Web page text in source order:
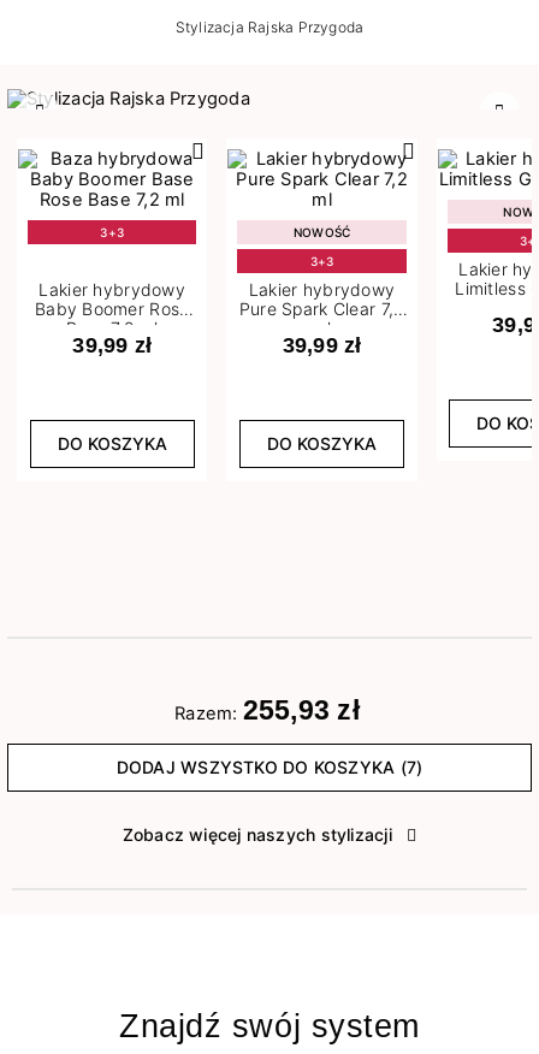
Stylizacja Rajska Przygoda
3+3
Lakier hybrydowy
Baby Boomer Rose
Base 7,2 ml
39,99 zł
DO KOSZYKA
NOWOŚĆ
3+3
Lakier hybrydowy
Pure Spark Clear 7,2
ml
39,99 zł
DO KOSZYKA
Lakier
Limitless
DO
Razem: 255,93 zł
DODAJ WSZYSTKO DO KOSZYKA (7)
Zobacz więcej naszych stylizacji
Znajdź swój system